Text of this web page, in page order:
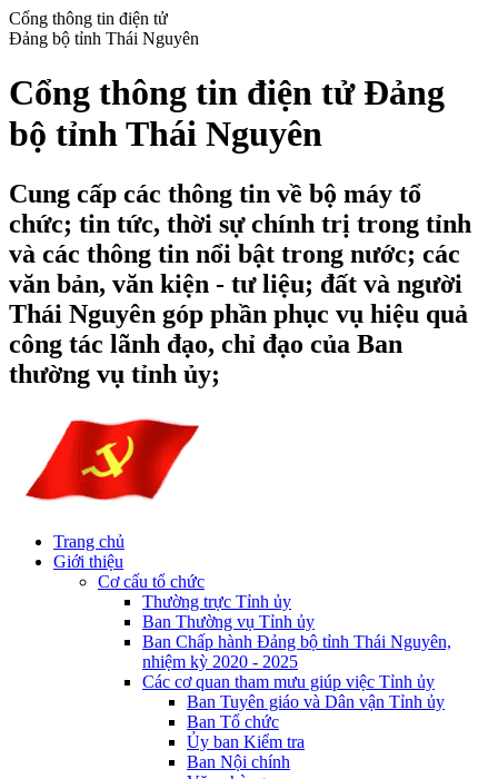
Cổng thông tin điện tử
Đảng bộ tỉnh Thái Nguyên
Cổng thông tin điện tử Đảng
bộ tỉnh Thái Nguyên
Cung cấp các thông tin về bộ máy tổ
chức; tin tức, thời sự chính trị trong tỉnh
và các thông tin nổi bật trong nước; các
văn bản, văn kiện - tư liệu; đất và người
Thái Nguyên góp phần phục vụ hiệu quả
công tác lãnh đạo, chỉ đạo của Ban
thường vụ tỉnh ủy;
Trang chủ
Giới thiệu
Cơ cấu tổ chức
Thường trực Tỉnh ủy
Ban Thường vụ Tỉnh ủy
Ban Chấp hành Đảng bộ tỉnh Thái Nguyên,
nhiệm kỳ 2020 - 2025
Các cơ quan tham mưu giúp việc Tỉnh ủy
Ban Tuyên giáo và Dân vận Tỉnh ủy
Ban Tổ chức
Ủy ban Kiểm tra
Ban Nội chính